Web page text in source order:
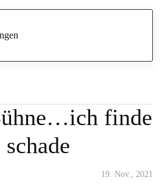
finde
schade
19. Nov., 2021